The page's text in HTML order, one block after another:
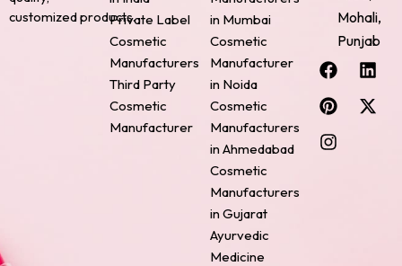
customized products.Private Label
Cosmetic
Manufacturers
Third Party
Cosmetic
Manufacturer
in Mumbai
Cosmetic
Manufacturer
in Noida
Cosmetic
Manufacturers
in Ahmedabad
Cosmetic
Manufacturers
in Gujarat
Ayurvedic
Medicine
Mohali,
Punjab
F
a
c
e
b
o
L
i
n
k
P
i
n
t
e
r
X
-
t
w
I
n
s
t
a
g